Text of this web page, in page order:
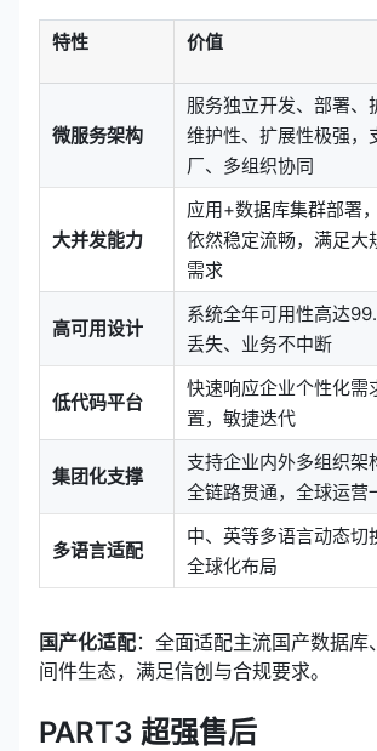
特性 价值
微服务架构
服务独立开发、部署、
维护性、扩展性极强，
厂、多组织协同
大并发能力
应用+数据库集群部署
依然稳定流畅，满足大
需求
高可用设计
系统全年可用性高达
丢失、业务不中断
低代码平台
快速响应企业个性化需
置，敏捷迭代
集团化支撑
支持企业内外多组织架
全链路贯通，全球运营
多语言适配
中、英等多语言动态切
全球化布局
国产化适配：全面适配主流国产数据库
间件生态，满足信创与合规要求。
PART3 超强售后